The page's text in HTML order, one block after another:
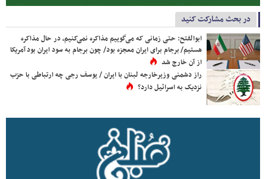
در بحث مشارکت کنید
ابوالفتح: حتی زمانی که می‌گوییم مذاکره نمی‌کنیم، در حال مذاکره
هستیم/ برجام برای ایران معجزه بود/ چون برجام به سود ایران بود آمریکا
از آن خارج شد
راز دشمنی وزیرخارجه لبنان با ایران / یوسف رجی چه ارتباطی با حزب
نزدیک به اسرائیل دارد؟